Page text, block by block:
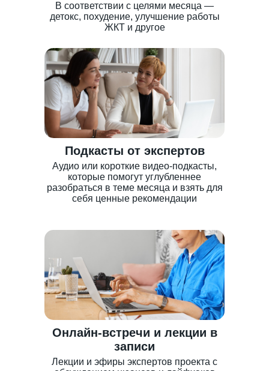
Онлайн-встречи и лекции в
записи
Лекции и эфиры экспертов проекта с
Аудио или короткие видео-подкасты,
которые помогут углубленнее
разобраться в теме месяца и взять для
себя ценные рекомендации
Подкасты от экспертов
В соответствии с целями месяца —
детокс, похудение, улучшение работы
ЖКТ и другое